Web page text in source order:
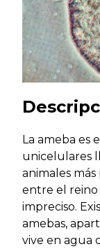
La ameba es
unicelulares
animales
entre el reino
impreciso.
amebas,
vive en agua